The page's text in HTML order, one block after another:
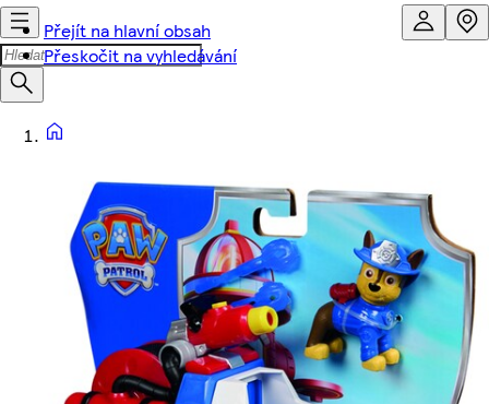
Přejít na hlavní obsah
Přeskočit na vyhledávání